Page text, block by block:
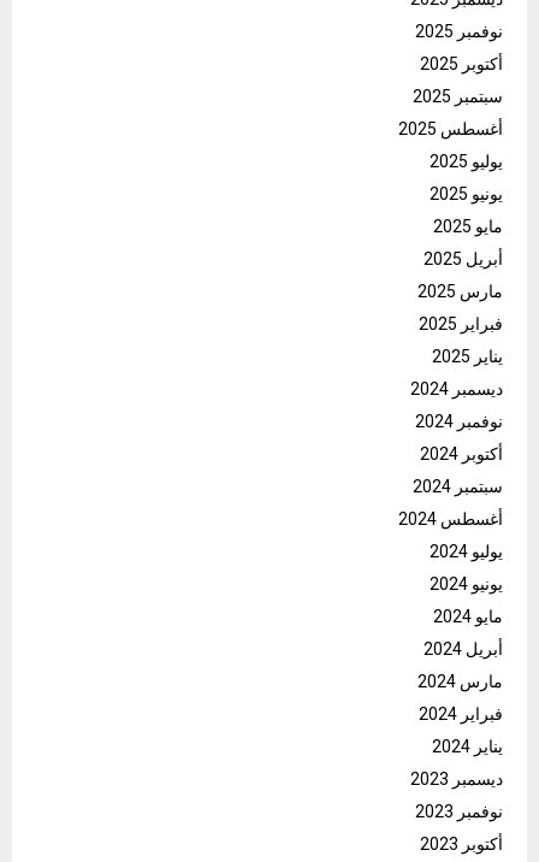
نوفمبر 2025
أكتوبر 2025
سبتمبر 2025
أغسطس 2025
يوليو 2025
يونيو 2025
مايو 2025
أبريل 2025
مارس 2025
فبراير 2025
يناير 2025
ديسمبر 2024
نوفمبر 2024
أكتوبر 2024
سبتمبر 2024
أغسطس 2024
يوليو 2024
يونيو 2024
مايو 2024
أبريل 2024
مارس 2024
فبراير 2024
يناير 2024
ديسمبر 2023
نوفمبر 2023
أكتوبر 2023